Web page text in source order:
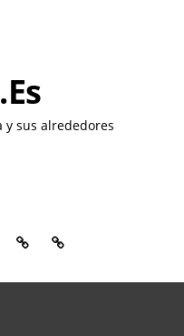
y sus alrededores
BUSCARQUIÉNESCONTACTO